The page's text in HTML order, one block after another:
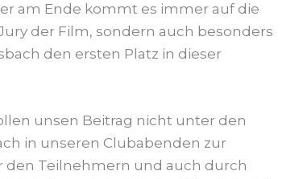
am Ende kommt es immer auf die
der Film, sondern auch besonders
den ersten Platz in dieser
unsen Beitrag nicht unter den
in unseren Clubabenden zur
den Teilnehmern und auch durch